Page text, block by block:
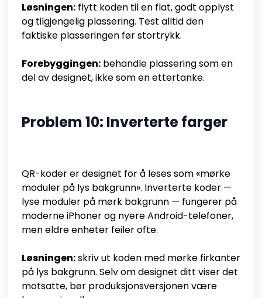
Løsningen: flytt koden til en flat, godt opplyst
og tilgjengelig plassering. Test alltid den
faktiske plasseringen før stortrykk.
Forebyggingen: behandle plassering som en
del av designet, ikke som en ettertanke.
Problem 10: Inverterte farger
QR-koder er designet for å leses som «mørke
moduler på lys bakgrunn». Inverterte koder —
lyse moduler på mørk bakgrunn — fungerer på
moderne iPhoner og nyere Android-telefoner,
men eldre enheter feiler ofte.
Løsningen:skriv ut koden med mørke firkanter
på lys bakgrunn. Selv om designet ditt viser det
motsatte, bør produksjonsversjonen være